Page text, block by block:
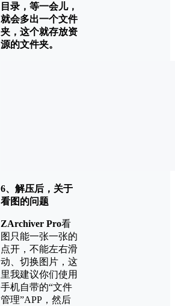
目录，等一会儿，
就会多出一个文件
夹，这个就存放资
源的文件夹。
6、解压后，关于
看图的问题
ZArchiver Pro看
图只能一张一张的
点开，不能左右滑
动、切换图片，这
里我建议你们使用
手机自带的“文件
管理”APP，然后